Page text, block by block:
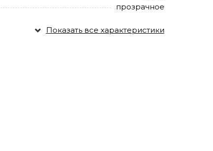
прозрачное
Показать все характеристики